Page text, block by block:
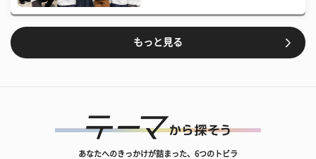
もっと見る
あなたへのきっかけが詰まった、6つのトビラ